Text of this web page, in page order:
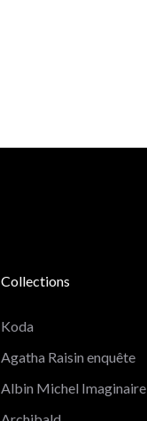
Collections
Koda
Agatha Raisin enquête
Albin Michel Imaginaire